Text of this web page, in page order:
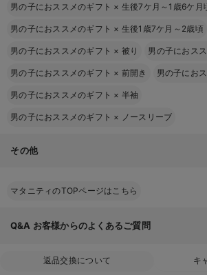
男の子におススメのギフト × 生後7ケ月～1歳6ケ月
男の子におススメのギフト × 生後1歳7ケ月～2歳頃
男の子におススメのギフト × 被り 男の子におス
男の子におススメのギフト × 前開き 男の子にお
男の子におススメのギフト × 半袖
男の子におススメのギフト × ノースリーブ
その他
マタニティのTOPページはこちら
Q&A お客様からのよくあるご質問
返品交換について
キ